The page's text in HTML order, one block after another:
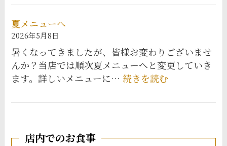
ニ
へ
◆
夏メニューへ
2026年5月8日
暑くなってきましたが、皆様お変わりございませ
んか？当店では順次夏メニューへと変更していき
ます。詳しいメニューに… 続きを読む
メ
店内でのお食事